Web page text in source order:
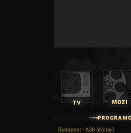
Budapest - A38 állóhajó